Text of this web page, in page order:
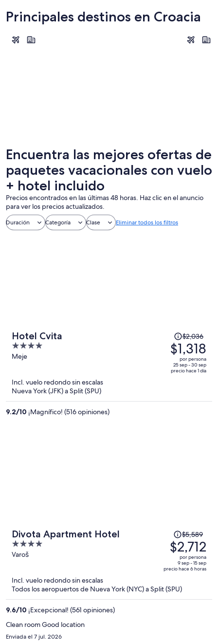
Principales destinos en Croacia
Split Dubrovnik
Encuentra las mejores ofertas de
paquetes vacacionales con vuelo
+ hotel incluido
Precios encontrados en las últimas 48 horas. Haz clic en el anuncio
para ver los precios actualizados.
Duración Categoría Clase Eliminar todos los filtros
Hotel Cvita
4
out
5
Meje
El
precio
era
de
$2,036
$2,036
$1,318
por persona
25 sep - 30 sep
precio hace 1 día
Incl. vuelo redondo sin escalas
Nueva York (JFK) a Split (SPU)
9.2/10 ¡Magnífico! (516 opiniones)
Divota Apartment Hotel
4
out
Varoš
El
precio
era
de
$5,589
ahora
$5,589
$2,712
por persona
9 sep - 15 sep
precio hace 6 horas
Incl. vuelo redondo sin escalas
Todos los aeropuertos de Nueva York (NYC) a Split (SPU)
9.6/10 ¡Excepcional! (561 opiniones)
Clean room Good location
Enviada el 7 jul. 2026